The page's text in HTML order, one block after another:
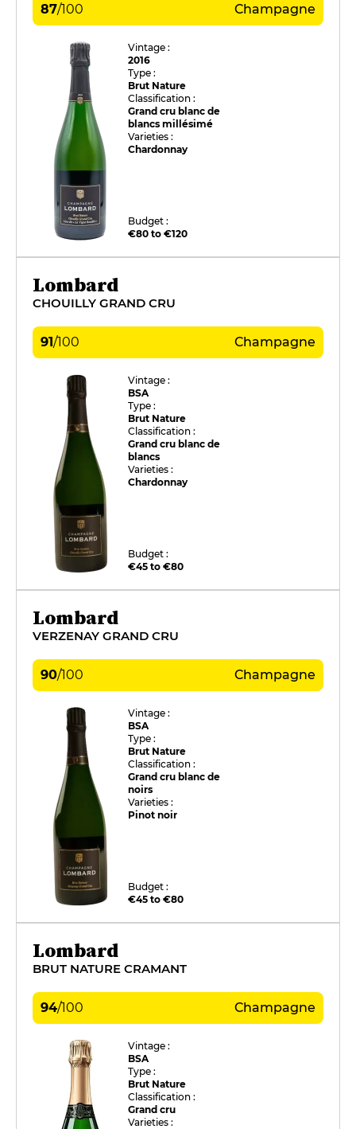
87/100 Champagne
Vintage :
2016
Type :
Brut Nature
Classification :
Grand cru blanc de
blancs millésimé
Varieties :
Chardonnay
Budget :
€80 to €120
Lombard
CHOUILLY GRAND CRU
91/100 Champagne
Vintage :
BSA
Type :
Brut Nature
Classification :
Grand cru blanc de
blancs
Varieties :
Chardonnay
Budget :
€45 to €80
Lombard
VERZENAY GRAND CRU
90/100 Champagne
Vintage :
BSA
Type :
Brut Nature
Classification :
Grand cru blanc de
noirs
Varieties :
Pinot noir
Budget :
€45 to €80
Lombard
BRUT NATURE CRAMANT
94/100 Champagne
Vintage :
BSA
Type :
Brut Nature
Classification :
Grand cru
Varieties :